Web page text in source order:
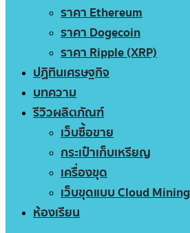
ราคา Ethereum
ราคา Dogecoin
ราคา Ripple (XRP)
ปฏิทินเศรษฐกิจ
บทความ
รีวิวผลิตภัณฑ์
เว็บซื้อขาย
กระเป๋าเก็บเหรียญ
เครื่องขุด
เว็บขุดแบบ Cloud Mining
ห้องเรียน